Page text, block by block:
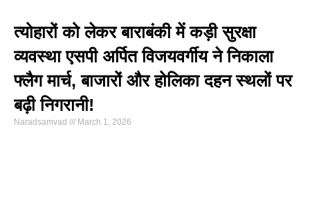
त्योहारों को लेकर बाराबंकी में कड़ी सुरक्षा
व्यवस्था एसपी अर्पित विजयवर्गीय ने निकाला
फ्लैग मार्च, बाजारों और होलिका दहन स्थलों पर
बढ़ी निगरानी!
Naradsamvad March 1, 2026